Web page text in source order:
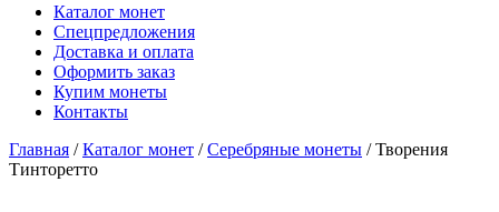
Каталог монет
Спецпредложения
Доставка и оплата
Оформить заказ
Купим монеты
Контакты
Главная /Каталог монет /Серебряные монеты / Творения
Тинторетто